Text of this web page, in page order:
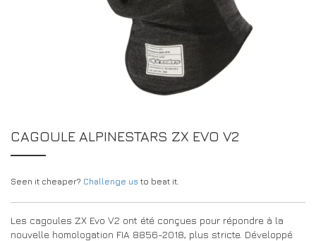
CONCESSIONNAIRES
CONCESSIONNAIRES
FORMULAIRE D’INSCRIPTION DES AMBASSADEURS
CAGOULE ALPINESTARS ZX EVO V2
Seen it cheaper? Challenge us to beat it.
Les cagoules ZX Evo V2 ont été conçues pour répondre à la
nouvelle homologation FIA 8856-2018, plus stricte. Développé